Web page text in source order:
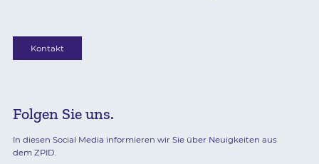
Kontakt
Folgen Sie uns.
In diesen Social Media informieren wir Sie über Neuigkeiten aus
dem ZPID.